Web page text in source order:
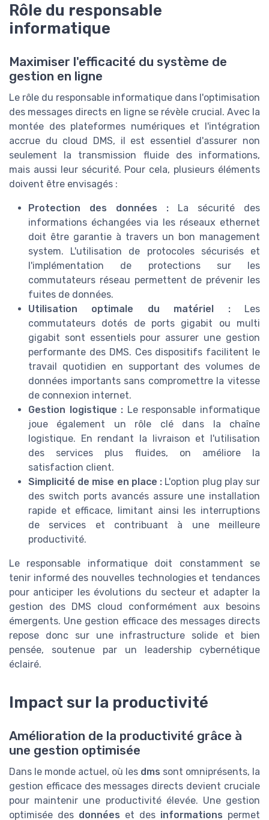
Rôle du responsable
informatique
Maximiser l'efficacité du système de
gestion en ligne
Le rôle du responsable informatique dans l'optimisation
des messages directs en ligne se révèle crucial. Avec la
montée des plateformes numériques et l'intégration
accrue du cloud DMS, il est essentiel d'assurer non
seulement la transmission fluide des informations,
mais aussi leur sécurité. Pour cela, plusieurs éléments
doivent être envisagés :
Protection des données : La sécurité des
informations échangées via les réseaux ethernet
doit être garantie à travers un bon management
system. L'utilisation de protocoles sécurisés et
l'implémentation de protections sur les
commutateurs réseau permettent de prévenir les
fuites de données.
Utilisation optimale du matériel : Les
commutateurs dotés de ports gigabit ou multi
gigabit sont essentiels pour assurer une gestion
performante des DMS. Ces dispositifs facilitent le
travail quotidien en supportant des volumes de
données importants sans compromettre la vitesse
de connexion internet.
Gestion logistique : Le responsable informatique
joue également un rôle clé dans la chaîne
logistique. En rendant la livraison et l'utilisation
des services plus fluides, on améliore la
satisfaction client.
Simplicité de mise en place : L'option plug play sur
des switch ports avancés assure une installation
rapide et efficace, limitant ainsi les interruptions
de services et contribuant à une meilleure
productivité.
Le responsable informatique doit constamment se
tenir informé des nouvelles technologies et tendances
pour anticiper les évolutions du secteur et adapter la
gestion des DMS cloud conformément aux besoins
émergents. Une gestion efficace des messages directs
repose donc sur une infrastructure solide et bien
pensée, soutenue par un leadership cybernétique
éclairé.
Impact sur la productivité
Amélioration de la productivité grâce à
une gestion optimisée
Dans le monde actuel, où les dms sont omniprésents, la
gestion efficace des messages directs devient cruciale
pour maintenir une productivité élevée. Une gestion
optimisée des données et des informations permet